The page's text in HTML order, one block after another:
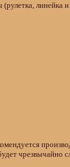
линейка
чрезвычайно